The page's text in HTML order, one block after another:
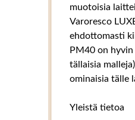
muotoisia
Varoresco
ehdottomasti
PM40 on
tällaisia
ominaisia ​​tälle
Yleistä tietoa